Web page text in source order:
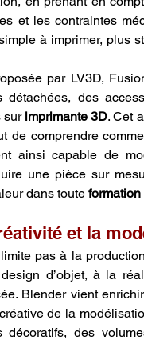
et les contraintes
à imprimer, plus
par LV3D,
détachées, des
sur imprimante 3D. Cet
de comprendre
ainsi capable de
une pièce sur
dans toute formation
et la
limite pas à la
d’objet, à la
Blender vient
de la
décoratifs, des